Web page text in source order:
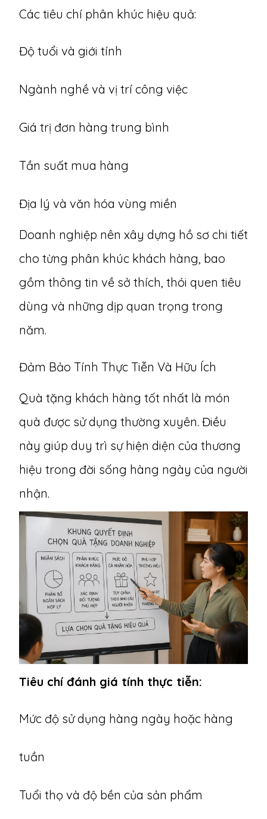
Các tiêu chí phân khúc hiệu quả:
Độ tuổi và giới tính
Ngành nghề và vị trí công việc
Giá trị đơn hàng trung bình
Tần suất mua hàng
Địa lý và văn hóa vùng miền
Doanh nghiệp nên xây dựng hồ sơ chi tiết
cho từng phân khúc khách hàng, bao
gồm thông tin về sở thích, thói quen tiêu
dùng và những dịp quan trọng trong
năm.
Đảm Bảo Tính Thực Tiễn Và Hữu Ích
Quà tặng khách hàng tốt nhất là món
quà được sử dụng thường xuyên. Điều
này giúp duy trì sự hiện diện của thương
hiệu trong đời sống hàng ngày của người
nhận.
Tiêu chí đánh giá tính thực tiễn:
Mức độ sử dụng hàng ngày hoặc hàng
tuần
Tuổi thọ và độ bền của sản phẩm